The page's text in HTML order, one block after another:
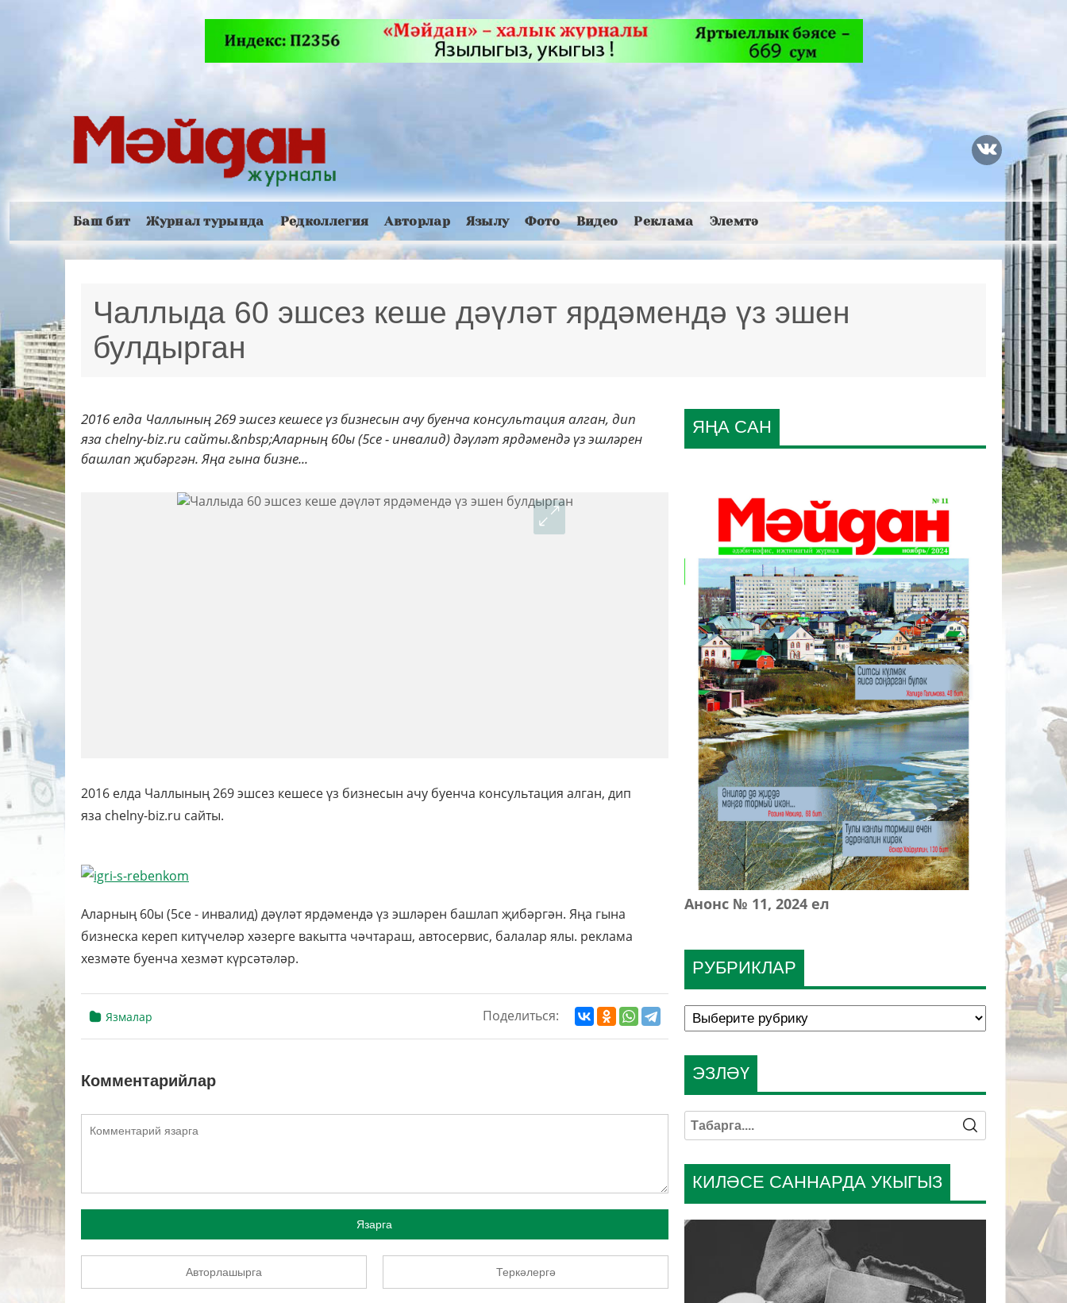
Баш бит Журнал турында Редколлегия Авторлар Язылу Фото Видео Реклама Элемтә
Чаллыда 60 эшсез кеше дәүләт ярдәмендә үз эшен
булдырган
2016 елда Чаллының 269 эшсез кешесе үз бизнесын ачу буенча консультация алган, дип
яза chelny-biz.ru сайты.&nbsp;Аларның 60ы (5се - инвалид) дәүләт ярдәмендә үз эшләрен
башлап җибәргән. Яңа гына бизне...
2016 елда Чаллының 269 эшсез кешесе үз бизнесын ачу буенча консультация алган, дип
яза chelny-biz.ru сайты.
Аларның 60ы (5се - инвалид) дәүләт ярдәмендә үз эшләрен башлап җибәргән. Яңа гына
бизнеска кереп китүчеләр хәзерге вакытта чәчтараш, автосервис, балалар ялы. реклама
хезмәте буенча хезмәт күрсәтәләр.
Язмалар Поделиться:
Комментарийлар
Язарга
Авторлашырга Теркәлергә
РУБРИКЛАР
ЯҢА САН
Анонс № 11, 2024 ел
КИЛӘСЕ САННАРДА УКЫГЫЗ
ЭЗЛӘҮ